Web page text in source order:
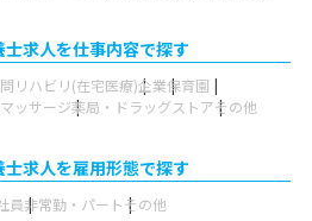
求人を仕事内容で探す
リハビリ(在宅医療)企業保育園
ッサージ薬局・ドラッグストアその他
求人を雇用形態で探す
員非常勤・パートその他